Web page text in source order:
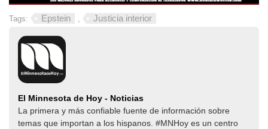
Tags: Epstein , Justicia interior
El Minnesota de Hoy - Noticias
La primera y más confiable fuente de información sobre
temas que importan a los hispanos. #MNHoy es un centro